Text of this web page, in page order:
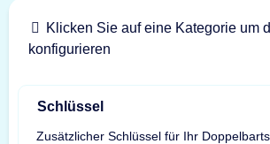
Klicken Sie auf eine Kategorie um
konfigurieren
Schlüssel
Zusätzlicher Schlüssel für Ihr